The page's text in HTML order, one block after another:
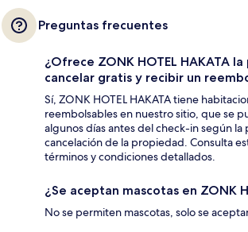
Preguntas frecuentes
¿Ofrece ZONK HOTEL HAKATA
cancelar gratis y recibir un
Sí, ZONK HOTEL HAKATA tiene
reembolsables en nuestro sitio, que se
algunos días antes del check-in según la
cancelación de la propiedad. Consulta
términos y condiciones detallados.
¿Se aceptan mascotas en ZONK
No se permiten mascotas, solo se